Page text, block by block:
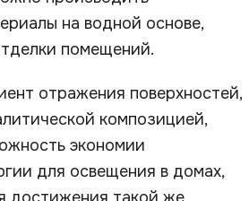
на водной основе,
помещений.
отражения поверхностей,
композицией,
экономии
для освещения в домах,